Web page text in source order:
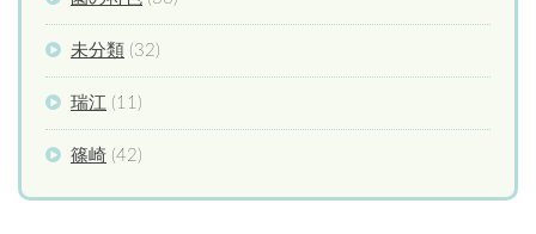
未分類 (32)
瑞江 (11)
篠崎 (42)